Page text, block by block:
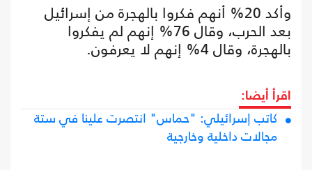
وأكد 20% أنهم فكروا بالهجرة من إسرائيل
بعد الحرب، وقال 76% إنهم لم يفكروا
بالهجرة، وقال 4% إنهم لا يعرفون.
اقرأ أيضا:
كاتب إسرائيلي: "حماس" انتصرت علينا في ستة
مجالات داخلية وخارجية